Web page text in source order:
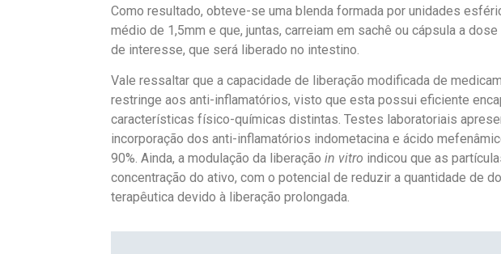
Como resultado, obteve-se uma blenda formada por unidades
médio de 1,5mm e que, juntas, carreiam em sachê ou cápsula a
de interesse, que será liberado no intestino.
Vale ressaltar que a capacidade de liberação modificada de
restringe aos anti-inflamatórios, visto que esta possui eficiente
características físico-químicas distintas. Testes laboratoriais
incorporação dos anti-inflamatórios indometacina e ácido
90%. Ainda, a modulação da liberação in vitro indicou que as
concentração do ativo, com o potencial de reduzir a quantidade de
terapêutica devido à liberação prolongada.